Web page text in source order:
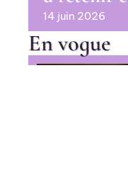
14 juin 2026
En vogue